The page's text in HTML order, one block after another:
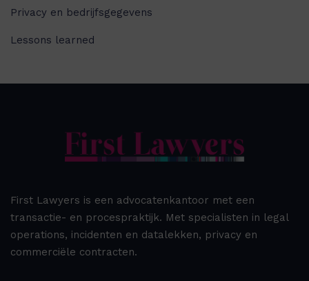
Privacy en bedrijfsgegevens
Lessons learned
First Lawyers is een advocatenkantoor met een
transactie- en procespraktijk. Met specialisten in legal
operations, incidenten en datalekken, privacy en
commerciële contracten.